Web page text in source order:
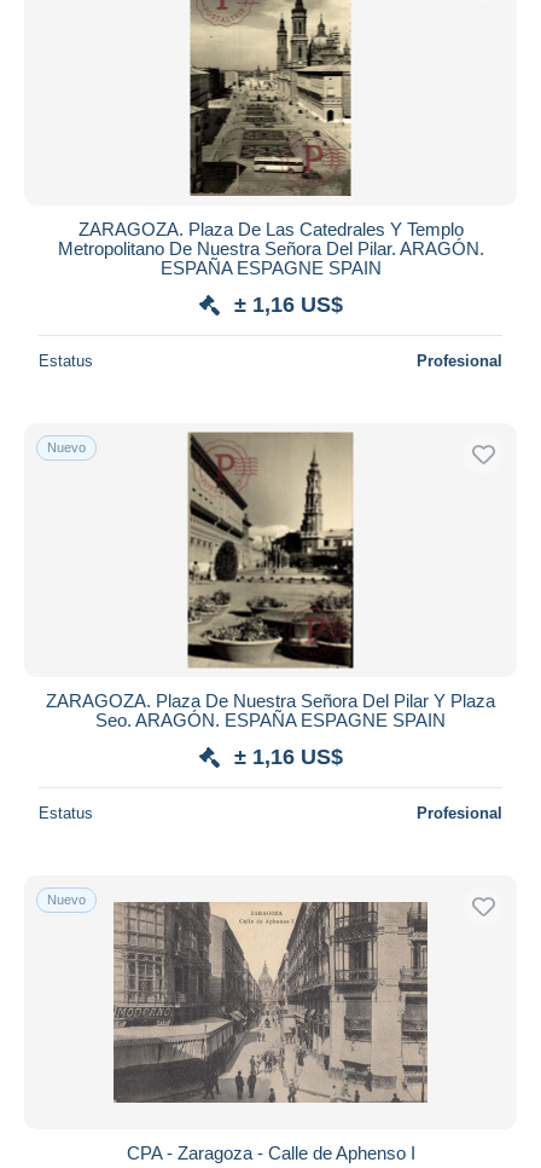
ZARAGOZA. Plaza De Las Catedrales Y Templo
Metropolitano De Nuestra Señora Del Pilar. ARAGÓN.
ESPAÑA ESPAGNE SPAIN
± 1,16 US$
Estatus Profesional
Nuevo
ZARAGOZA. Plaza De Nuestra Señora Del Pilar Y Plaza
Seo. ARAGÓN. ESPAÑA ESPAGNE SPAIN
± 1,16 US$
Estatus Profesional
Nuevo
CPA - Zaragoza - Calle de Aphenso I